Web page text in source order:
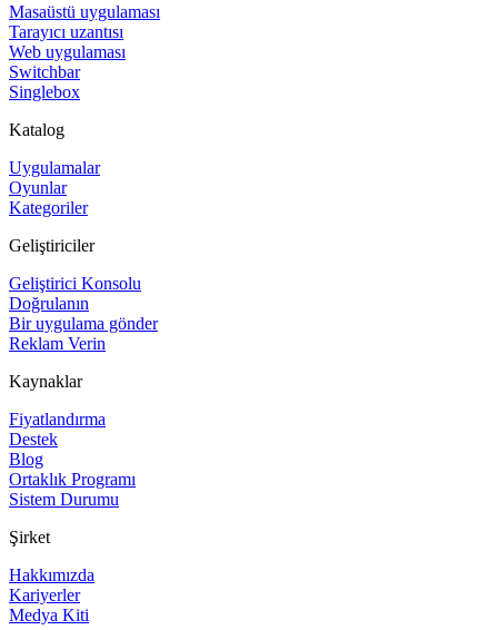
Masaüstü uygulaması
Tarayıcı uzantısı
Web uygulaması
Switchbar
Singlebox
Katalog
Uygulamalar
Oyunlar
Kategoriler
Geliştiriciler
Geliştirici Konsolu
Doğrulanın
Bir uygulama gönder
Reklam Verin
Kaynaklar
Fiyatlandırma
Destek
Blog
Ortaklık Programı
Sistem Durumu
Şirket
Hakkımızda
Kariyerler
Medya Kiti